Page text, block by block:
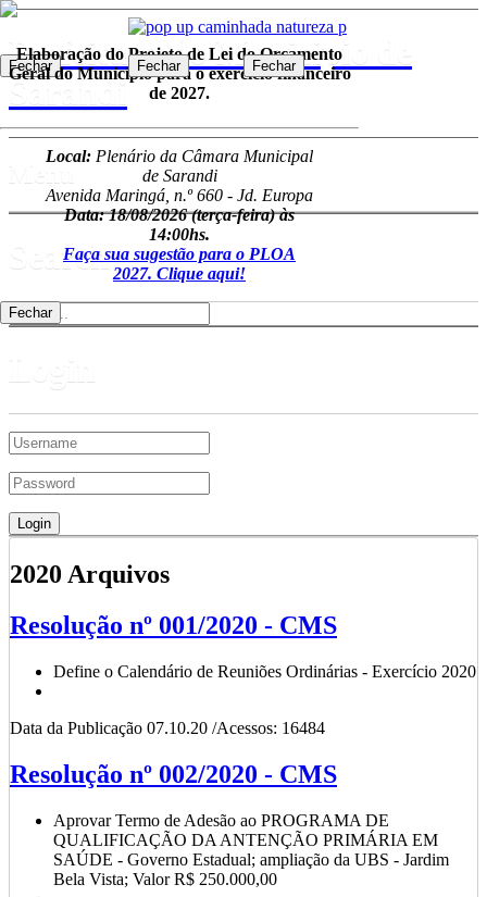
Prefeitura do Municipio de
Sarandi
Menu
Search
Login
2020 Arquivos
Resolução nº 001/2020 - CMS
Define o Calendário de Reuniões Ordinárias - Exercício 2020
Data da Publicação 07.10.20 /Acessos: 16484
Resolução nº 002/2020 - CMS
Aprovar Termo de Adesão ao PROGRAMA DE
QUALIFICAÇÃO DA ANTENÇÃO PRIMÁRIA EM
SAÚDE - Governo Estadual; ampliação da UBS - Jardim
Bela Vista; Valor R$ 250.000,00
Fechar
Elaboração do Projeto de Lei do Orçamento
Geral do Município para o exercício financeiro
de 2027.
Local: Plenário da Câmara Municipal
de Sarandi
Avenida Maringá, n.º 660 - Jd. Europa
Data: 18/08/2026 (terça-feira) às
14:00hs.
Faça sua sugestão para o PLOA
2027. Clique aqui!
Fechar
Fechar
Fechar Fechar